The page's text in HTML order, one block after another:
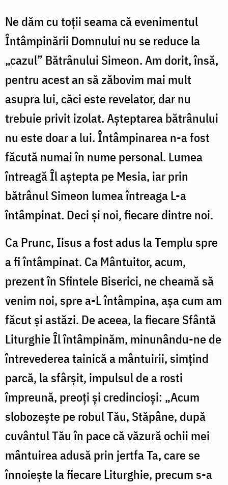
Ne dăm cu toţii seama că evenimentul
Întâmpinării Domnului nu se reduce la
„cazul” Bătrânului Simeon. Am dorit, însă,
pentru acest an să zăbovim mai mult
asupra lui, căci este revelator, dar nu
trebuie privit izolat. Aşteptarea bătrânului
nu este doar a lui. Întâmpinarea n-a fost
făcută numai în nume personal. Lumea
întreagă Îl aştepta pe Mesia, iar prin
bătrânul Simeon lumea întreaga L-a
întâmpinat. Deci şi noi, fiecare dintre noi.
Ca Prunc, Iisus a fost adus la Templu spre
a fi întâmpinat. Ca Mântuitor, acum,
prezent în Sfintele Biserici, ne cheamă să
venim noi, spre a-L întâmpina, aşa cum am
făcut şi astăzi. De aceea, la fiecare Sfântă
Liturghie Îl întâmpinăm, minunându-ne de
întrevederea tainică a mântuirii, simţind
parcă, la sfârşit, impulsul de a rosti
împreună, preoţi şi credincioşi: „Acum
slobozeşte pe robul Tău, Stăpâne, după
cuvântul Tău în pace că văzură ochii mei
mântuirea adusă prin jertfa Ta, care se
înnoieşte la fiecare Liturghie, precum s-a